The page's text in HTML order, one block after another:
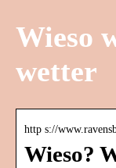
Wieso
wetter
http s://
Wieso?